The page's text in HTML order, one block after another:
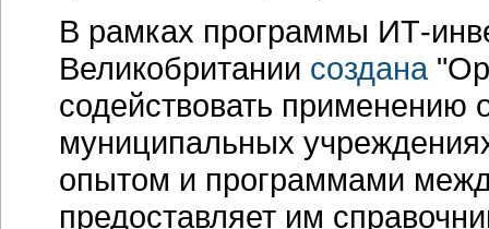
В рамках программы ИТ-
Великобритании создана
содействовать применению
муниципальных
опытом и программами
предоставляет им